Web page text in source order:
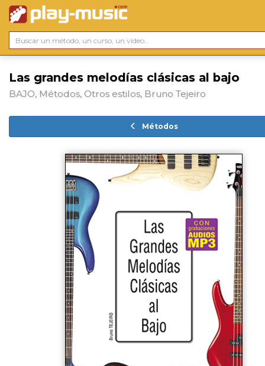
Las grandes melodías clásicas al bajo
BAJO, Métodos, Otros estilos, Bruno Tejeiro
Métodos